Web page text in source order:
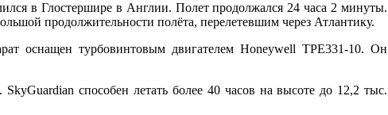
в Глостершире в Англии. Полет продолжался 24 часа 2 минуты.
продолжительности полёта, перелетевшим через Атлантику.
оснащен турбовинтовым двигателем Honeywell TPE331-10. Он
способен летать более 40 часов на высоте до 12,2 тыс.